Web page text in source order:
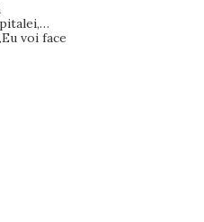
voi face